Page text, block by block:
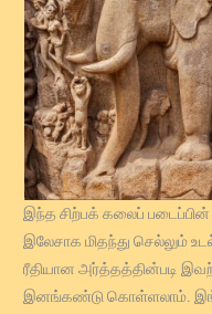
இந்த சிற்பக் கலைப் படைப்பின்
இலேசாக மிதந்து செல்லும்
ரீதியான அர்த்தத்தின்படி
இனங்கண்டு கொள்ளலாம்.